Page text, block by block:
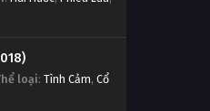
loại: Tình Cảm, Cổ